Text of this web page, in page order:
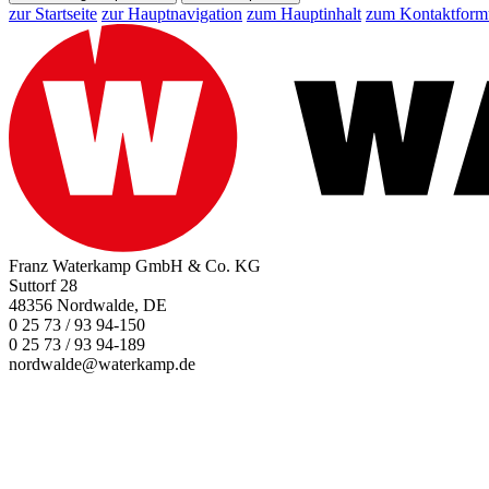
zur Startseite zur Hauptnavigation zum Hauptinhalt zum
Franz Waterkamp GmbH & Co. KG
Suttorf 28
48356 Nordwalde, DE
0 25 73 / 93 94-150
0 25 73 / 93 94-189
nordwalde@waterkamp.de